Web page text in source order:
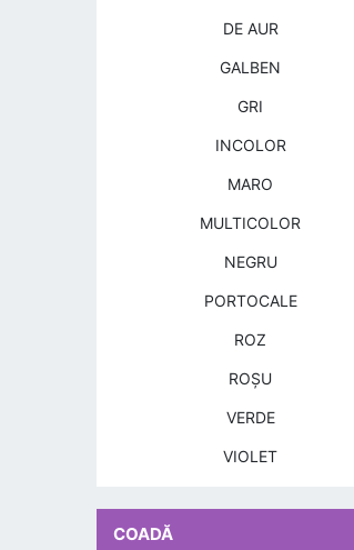
DE AUR
GALBEN
GRI
INCOLOR
MARO
MULTICOLOR
NEGRU
PORTOCALE
ROZ
ROŞU
VERDE
VIOLET
COADĂ